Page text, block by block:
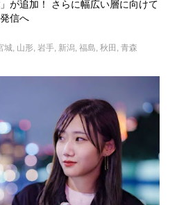
が追加！ さらに幅広い層に向けて
信へ
城 山形, 岩手, 新潟, 福島 秋田 青森